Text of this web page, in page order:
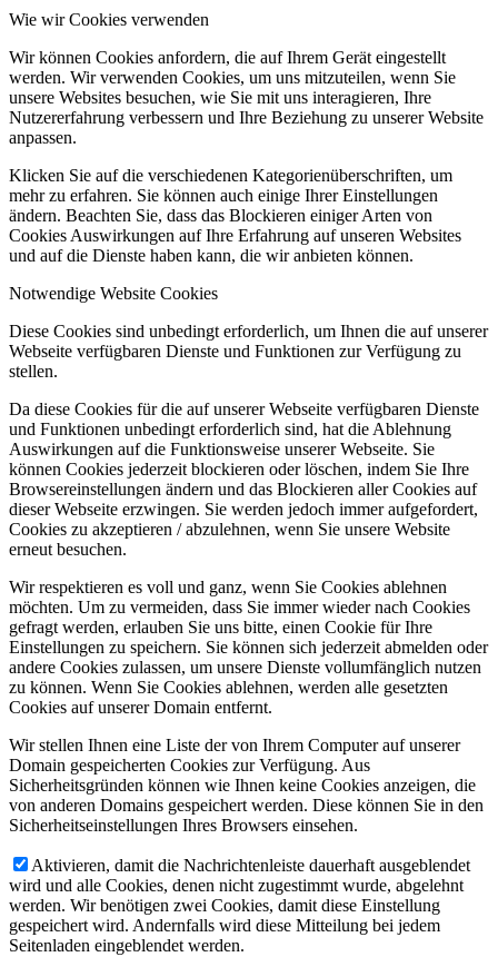
Wie wir Cookies verwenden
Wir können Cookies anfordern, die auf Ihrem Gerät eingestellt
werden. Wir verwenden Cookies, um uns mitzuteilen, wenn Sie
unsere Websites besuchen, wie Sie mit uns interagieren, Ihre
Nutzererfahrung verbessern und Ihre Beziehung zu unserer Website
anpassen.
Klicken Sie auf die verschiedenen Kategorienüberschriften, um
mehr zu erfahren. Sie können auch einige Ihrer Einstellungen
ändern. Beachten Sie, dass das Blockieren einiger Arten von
Cookies Auswirkungen auf Ihre Erfahrung auf unseren Websites
und auf die Dienste haben kann, die wir anbieten können.
Notwendige Website Cookies
Diese Cookies sind unbedingt erforderlich, um Ihnen die auf unserer
Webseite verfügbaren Dienste und Funktionen zur Verfügung zu
stellen.
Da diese Cookies für die auf unserer Webseite verfügbaren Dienste
und Funktionen unbedingt erforderlich sind, hat die Ablehnung
Auswirkungen auf die Funktionsweise unserer Webseite. Sie
können Cookies jederzeit blockieren oder löschen, indem Sie Ihre
Browsereinstellungen ändern und das Blockieren aller Cookies auf
dieser Webseite erzwingen. Sie werden jedoch immer aufgefordert,
Cookies zu akzeptieren / abzulehnen, wenn Sie unsere Website
erneut besuchen.
Wir respektieren es voll und ganz, wenn Sie Cookies ablehnen
möchten. Um zu vermeiden, dass Sie immer wieder nach Cookies
gefragt werden, erlauben Sie uns bitte, einen Cookie für Ihre
Einstellungen zu speichern. Sie können sich jederzeit abmelden oder
andere Cookies zulassen, um unsere Dienste vollumfänglich nutzen
zu können. Wenn Sie Cookies ablehnen, werden alle gesetzten
Cookies auf unserer Domain entfernt.
Wir stellen Ihnen eine Liste der von Ihrem Computer auf unserer
Domain gespeicherten Cookies zur Verfügung. Aus
Sicherheitsgründen können wie Ihnen keine Cookies anzeigen, die
von anderen Domains gespeichert werden. Diese können Sie in den
Sicherheitseinstellungen Ihres Browsers einsehen.
Aktivieren, damit die Nachrichtenleiste dauerhaft ausgeblendet
wird und alle Cookies, denen nicht zugestimmt wurde, abgelehnt
werden. Wir benötigen zwei Cookies, damit diese Einstellung
gespeichert wird. Andernfalls wird diese Mitteilung bei jedem
Seitenladen eingeblendet werden.